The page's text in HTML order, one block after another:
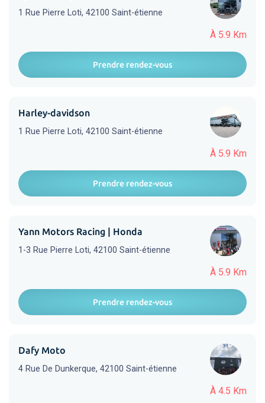
À 5.9 Km
1 Rue Pierre Loti, 42100 Saint-étienne
Prendre rendez-vous
À 5.9 Km
Harley-davidson
1 Rue Pierre Loti, 42100 Saint-étienne
Prendre rendez-vous
À 5.9 Km
Yann Motors Racing | Honda
1-3 Rue Pierre Loti, 42100 Saint-étienne
Prendre rendez-vous
À 4.5 Km
Dafy Moto
4 Rue De Dunkerque, 42100 Saint-étienne